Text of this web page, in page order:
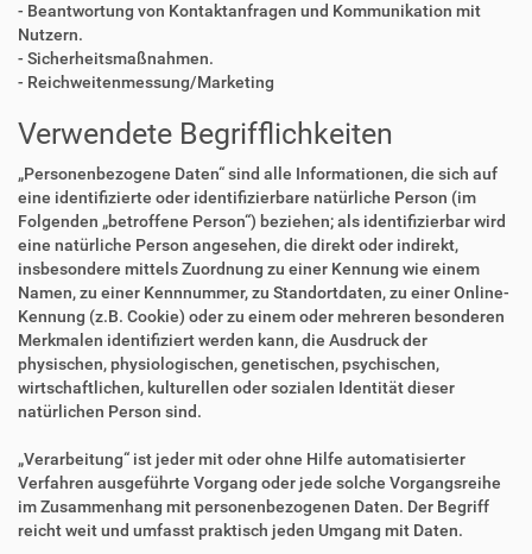
- Beantwortung von Kontaktanfragen und Kommunikation mit
Nutzern.
- Sicherheitsmaßnahmen.
- Reichweitenmessung/Marketing
Verwendete Begrifflichkeiten
„Personenbezogene Daten“ sind alle Informationen, die sich auf
eine identifizierte oder identifizierbare natürliche Person (im
Folgenden „betroffene Person“) beziehen; als identifizierbar wird
eine natürliche Person angesehen, die direkt oder indirekt,
insbesondere mittels Zuordnung zu einer Kennung wie einem
Namen, zu einer Kennnummer, zu Standortdaten, zu einer Online-
Kennung (z.B. Cookie) oder zu einem oder mehreren besonderen
Merkmalen identifiziert werden kann, die Ausdruck der
physischen, physiologischen, genetischen, psychischen,
wirtschaftlichen, kulturellen oder sozialen Identität dieser
natürlichen Person sind.
„Verarbeitung“ ist jeder mit oder ohne Hilfe automatisierter
Verfahren ausgeführte Vorgang oder jede solche Vorgangsreihe
im Zusammenhang mit personenbezogenen Daten. Der Begriff
reicht weit und umfasst praktisch jeden Umgang mit Daten.